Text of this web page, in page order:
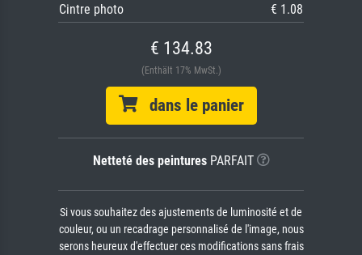
Cintre photo
€ 1.08
€ 134.83
(Enthält 17% MwSt.)
dans le panier
Netteté des peinturesPARFAIT
Si vous souhaitez des ajustements de luminosité et de
couleur, ou un recadrage personnalisé de l'image, nous
serons heureux d'effectuer ces modifications sans frais